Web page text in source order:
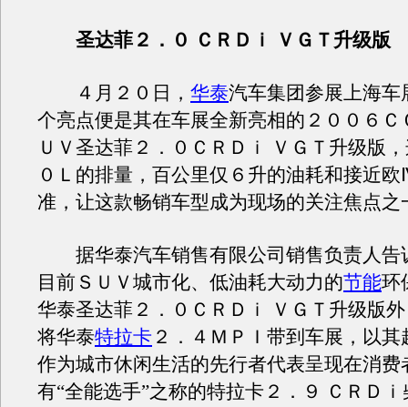
圣达菲２．０ ＣＲＤｉ ＶＧＴ升级版
４月２０日， 华泰汽车集团参展上海车
个亮点便是其在车展全新亮相的２００６Ｃ
ＵＶ圣达菲２．０ＣＲＤｉ ＶＧＴ升级版
０Ｌ的排量，百公里仅６升的油耗和接近
准，让这款畅销车型成为现场的关注焦点之
据华泰汽车销售有限公司销售负责人告
目前ＳＵＶ城市化、低油耗大动力的节能环
华泰圣达菲２．０ＣＲＤｉ ＶＧＴ升级版
将华泰特拉卡 ２．４ＭＰＩ带到车展，以
作为城市休闲生活的先行者代表呈现在消费
有“全能选手”之称的特拉卡２．９ ＣＲＤ